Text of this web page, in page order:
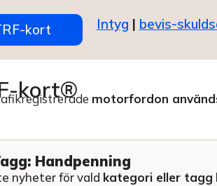
kort Intyg | bevis-
kort® motorfordon
Handpenning
nyheter för vald kategori eller tagg